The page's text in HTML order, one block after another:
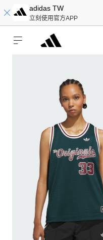
adidas TW
立刻使用官方APP